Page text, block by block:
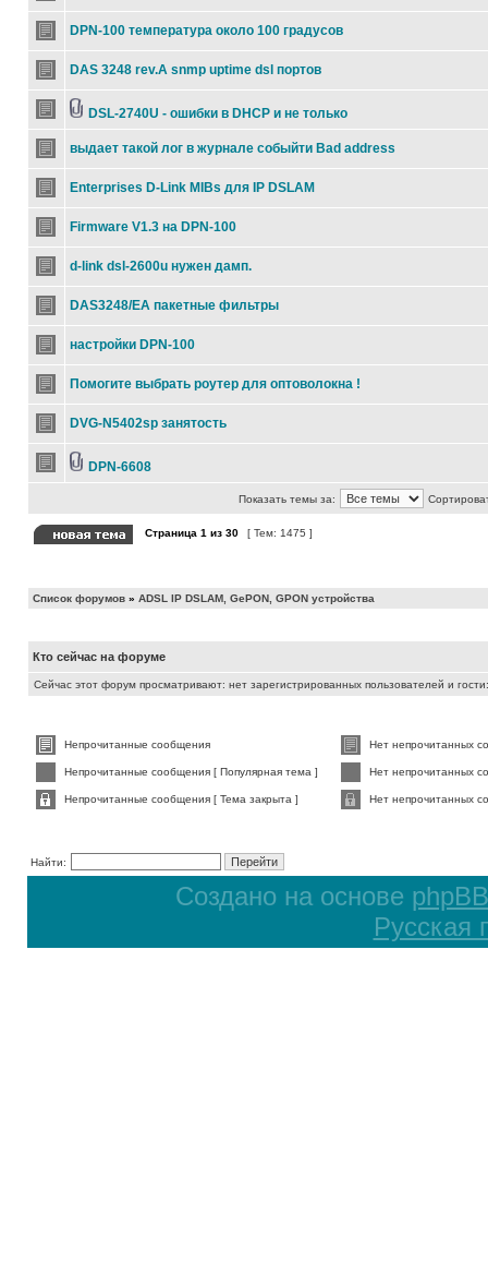
DPN-100 температура около 100 градусов
DAS 3248 rev.A snmp uptime dsl портов
DSL-2740U - ошибки в DHCP и не только
выдает такой лог в журнале собыйти Bad address
Enterprises D-Link MIBs для IP DSLAM
Firmware V1.3 на DPN-100
d-link dsl-2600u нужен дамп.
DAS3248/EA пакетные фильтры
настройки DPN-100
Помогите выбрать роутер для оптоволокна !
DVG-N5402sp занятость
DPN-6608
Показать темы за:
Страница 1 из 30 [ Тем: 1475 ]
Список форумов » ADSL IP DSLAM, GePON, GPON устройства
Кто сейчас на форуме
Сейчас этот форум просматривают: нет зарегистрированных пользователей и
Непрочитанные сообщения Нет непрочитанных
Непрочитанные сообщения [ Популярная тема ] Нет непрочитанных
Непрочитанные сообщения [ Тема закрыта ] Нет непрочитанных
Найти:
Создано на основе phpBB
Русская